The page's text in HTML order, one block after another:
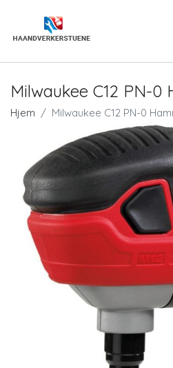
Milwaukee C12 PN-0
Hjem Milwaukee C12 PN-0